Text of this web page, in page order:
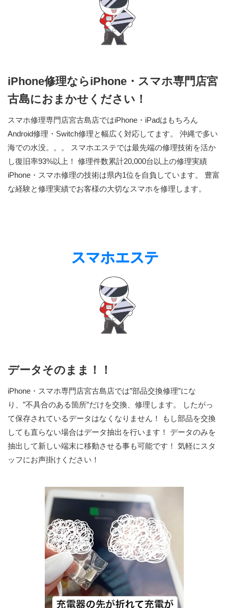
iPhone修理ならiPhone・スマホ専門店宮
古島におまかせください！
スマホ修理専門店宮古島店ではiPhone・iPadはもちろん
Android修理・Switch修理と幅広く対応してます。 沖縄で多い
海での水没。。。 スマホエステでは最先端の修理技術を活か
し復旧率93%以上！ 修理件数累計20,000台以上の修理実績
iPhone・スマホ修理の技術は県内1位を自負しています。 豊富
な経験と修理実績でお客様の大切なスマホを修理します。
データそのまま！！
iPhone・スマホ専門店宮古島店では”部品交換修理”にな
り、”不具合のある箇所”だけを交換、修理します。 したがっ
て保存されているデータはなくなりません！ もし部品を交換
しても直らない場合はデータ抽出を行います！ データのみを
抽出して新しい端末に移動させる事も可能です！ 気軽にスタ
ッフにお声掛けください！